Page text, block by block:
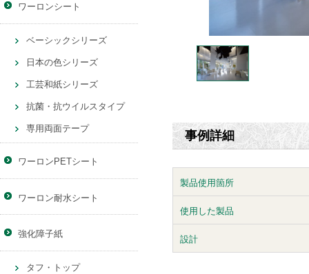
事例詳細
製品使用箇所
使用した製品
設計
ワーロンシート
ベーシックシリーズ
日本の色シリーズ
工芸和紙シリーズ
抗菌・抗ウイルスタイプ
専用両面テープ
ワーロンPETシート
ワーロン耐水シート
強化障子紙
タフ・トップ